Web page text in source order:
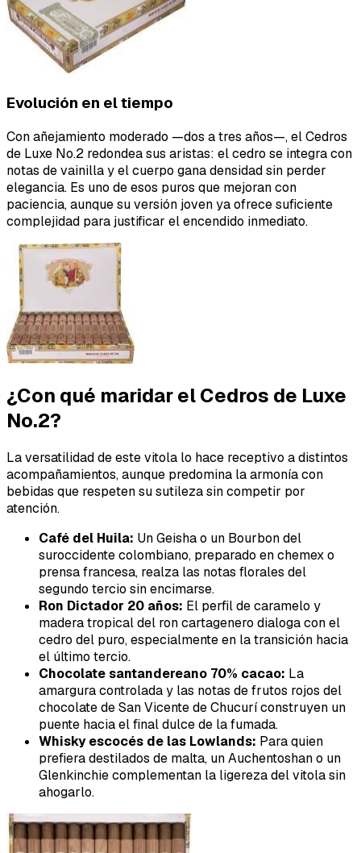
Evolución en el tiempo
Con añejamiento moderado —dos a tres años—, el Cedros
de Luxe No.2 redondea sus aristas: el cedro se integra con
notas de vainilla y el cuerpo gana densidad sin perder
elegancia. Es uno de esos puros que mejoran con
paciencia, aunque su versión joven ya ofrece suficiente
complejidad para justificar el encendido inmediato.
¿Con qué maridar el Cedros de Luxe
No.2?
La versatilidad de este vitola lo hace receptivo a distintos
acompañamientos, aunque predomina la armonía con
bebidas que respeten su sutileza sin competir por
atención.
Café del Huila: Un Geisha o un Bourbon del
suroccidente colombiano, preparado en chemex o
prensa francesa, realza las notas florales del
segundo tercio sin encimarse.
Ron Dictador 20 años: El perfil de caramelo y
madera tropical del ron cartagenero dialoga con el
cedro del puro, especialmente en la transición hacia
el último tercio.
Chocolate santandereano 70% cacao: La
amargura controlada y las notas de frutos rojos del
chocolate de San Vicente de Chucurí construyen un
puente hacia el final dulce de la fumada.
Whisky escocés de las Lowlands: Para quien
prefiera destilados de malta, un Auchentoshan o un
Glenkinchie complementan la ligereza del vitola sin
ahogarlo.